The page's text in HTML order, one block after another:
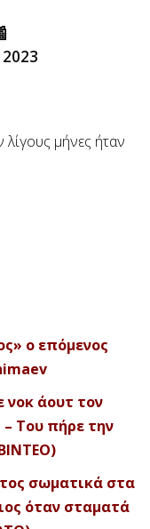
λίγους μήνες ήταν
ο επόμενος
άουτ τον
Του πήρε την
σωματικά στα
όταν σταματά